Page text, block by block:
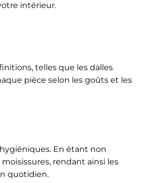
intérieur.
telles que les dalles
pièce selon les goûts et les
En étant non
rendant ainsi les
quotidien.